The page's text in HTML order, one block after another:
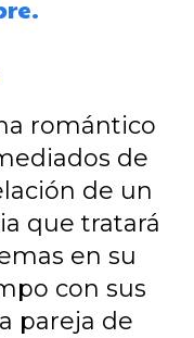
romántico
de
de un
que tratará
en su
con sus
pareja de